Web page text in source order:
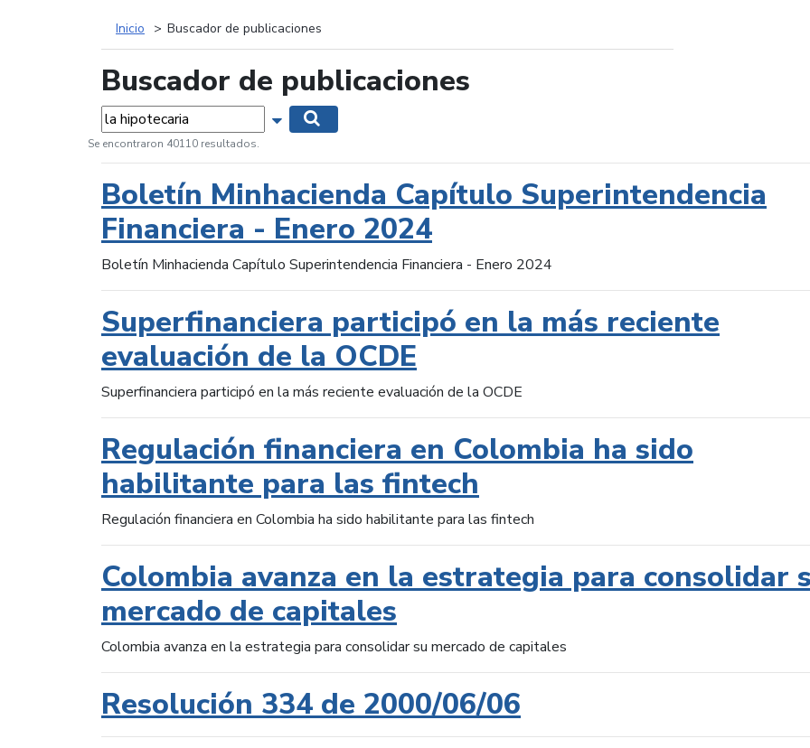
Inicio Buscador de publicaciones
Buscador de publicaciones
Palabras... Mostrar opciones de búsqueda
Se encontraron 40110 resultados.
Boletín Minhacienda Capítulo Superintendencia
Financiera - Enero 2024
Boletín Minhacienda Capítulo Superintendencia Financiera - Enero 2024
Superfinanciera participó en la más reciente
evaluación de la OCDE
Superfinanciera participó en la más reciente evaluación de la OCDE
Regulación financiera en Colombia ha sido
habilitante para las fintech
Regulación financiera en Colombia ha sido habilitante para las fintech
Colombia avanza en la estrategia para consolidar
mercado de capitales
Colombia avanza en la estrategia para consolidar su mercado de capitales
Resolución 334 de 2000/06/06